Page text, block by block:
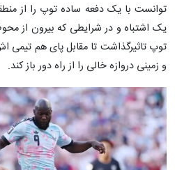
توانست با یک دفعه ساده توپ را از
یک اشتباه و در شرایطی که بیرون از
توپ تاثیرگذاشت تا مقابل پای هم تیمی
و زمینی دروازه خالی را از راه دور باز کند.